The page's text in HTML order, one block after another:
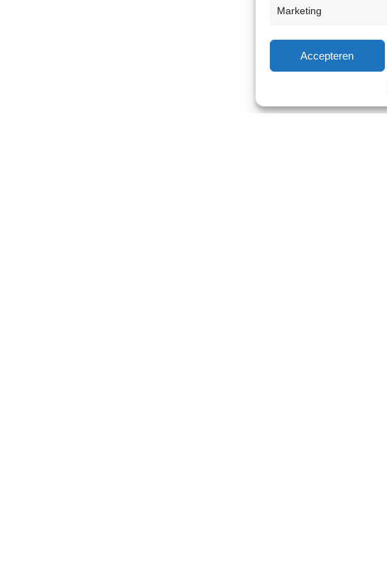
Marketing
Accepteren